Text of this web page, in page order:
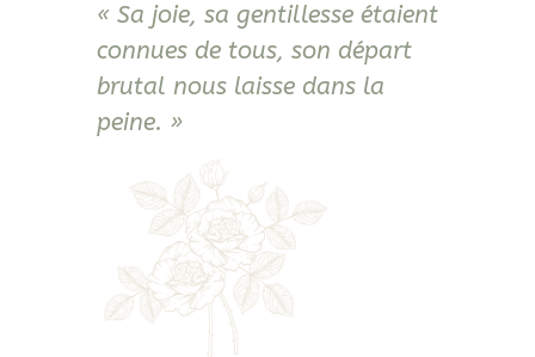
« Sa joie, sa gentillesse étaient
connues de tous, son départ
brutal nous laisse dans la
peine. »